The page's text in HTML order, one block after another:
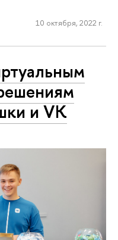
10 октября, 2022 г.
и VK